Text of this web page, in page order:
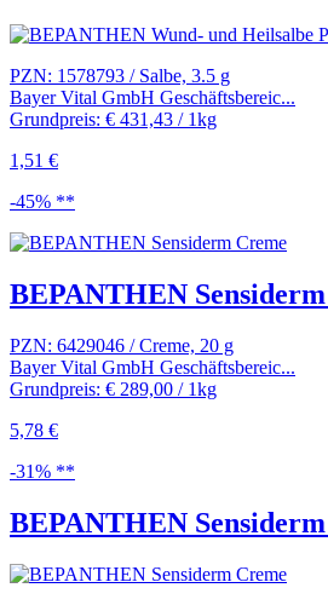
PZN: 1578793 / Salbe, 3.5 g
Bayer Vital GmbH Geschäftsbereic...
Grundpreis: € 431,43 / 1kg
1,51 €
-45% **
BEPANTHEN
PZN: 6429046 / Creme, 20 g
Bayer Vital GmbH Geschäftsbereic...
Grundpreis: € 289,00 / 1kg
5,78 €
-31% **
BEPANTHEN